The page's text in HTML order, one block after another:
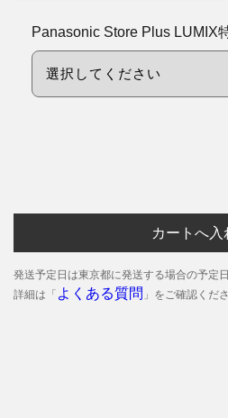
Panasonic Store Plus LUMIX
カートへ入
発送予定日は東京都に発送する場合の予定日
詳細は「 よくある質問 」をご確認くださ